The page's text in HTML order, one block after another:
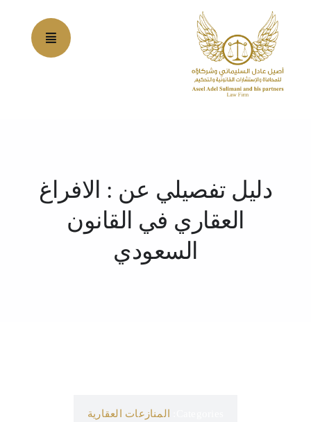
دليل تفصيلي عن : الافراغ
العقاري​ في القانون
السعودي
المنازعات العقارية